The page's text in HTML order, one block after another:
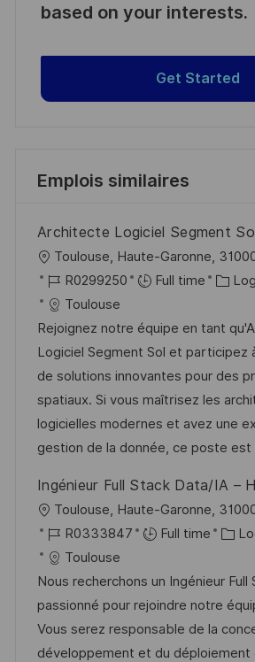
based on your interests.
Get Started
Emplois similaires
Architecte Logiciel Segment
o
c
a
l
i
s
a
t
o
n
Toulouse, Haute-Garonne,
R
é
f
é
r
e
n
c
d
u
p
o
s
t
e
R0299250 Full time
C
t
é
g
o
r
i
Toulouse
Rejoignez notre équipe en tant
Logiciel Segment Sol et participez
de solutions innovantes pour des
spatiaux. Si vous maîtrisez les
logicielles modernes et avez une
gestion de la donnée, ce poste est
Ingénieur Full Stack Data/IA –
o
c
a
l
i
s
Toulouse, Haute-Garonne,
R
é
f
é
r
e
R0333847 Full time
C
t
é
g
o
Toulouse
Nous recherchons un Ingénieur Full
passionné pour rejoindre notre
Vous serez responsable de la
développement et du déploiement